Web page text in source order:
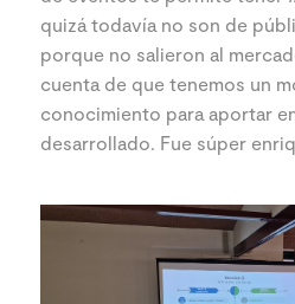
quizá todavía no son de
porque no salieron al
cuenta de que tenemos un
conocimiento para aportar
desarrollado. Fue súper